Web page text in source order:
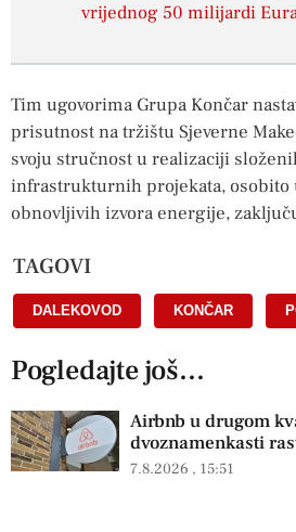
vrijednog 50 milijardi
Tim ugovorima Grupa Končar
prisutnost na tržištu Sjeverne
svoju stručnost u realizaciji
infrastrukturnih projekata, osobito
obnovljivih izvora energije,
TAGOVI
DALEKOVOD KONČAR
Pogledajte još...
Airbnb u drugom
dvoznamenkasti
7.8.2026 15:51